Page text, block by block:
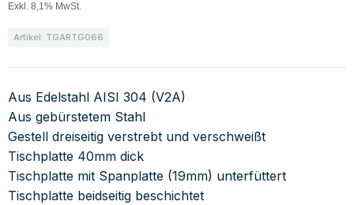
Exkl. 8,1% MwSt.
Artikel: TGARTG066
Aus Edelstahl AISI 304 (V2A)
Aus gebürstetem Stahl
Gestell dreiseitig verstrebt und verschweißt
Tischplatte 40mm dick
Tischplatte mit Spanplatte (19mm) unterfüttert
Tischplatte beidseitig beschichtet